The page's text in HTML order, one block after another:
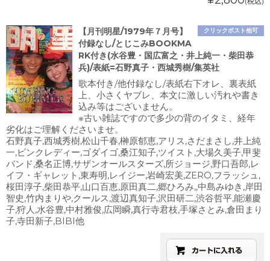
クリックポスト他可
【月刊明星/1979年７月号】
付録なし/とじこみBOOKMA
RK付き(水谷豊・国広富之・井上純一・柴田恭
兵)/表紙=石野真子・西城秀樹/集英社
歌本付き/他付録なし/表紙右下オレ、裏表紙
上、小さくヤブレ、本文に激しい汚れや書き
込み等はございません。
※古い雑誌ですので多少の背のイタミ、経年
劣化はご理解くださいませ。
石野真子,西城秀樹,松山千春,榊原郁恵,アリス,さだまさし,井上純
一,ピンクレディー,ゴダイゴ,桑江知子,ツイスト,大場久美子,甲斐
バンド,桑名正博,サザンオールスターズ,所ジョージ,野口吾郎,レ
イフ・ギャレット,東寿明,レイジー,岩崎宏美,ZERO,フラッシュ,
桜田淳子,柴田恭平,山口百恵,原田真二,郷ひろみ,,中島みゆき,岸田
智史,竹内まりや,クールス,渡辺真知子,沢田研二,渋谷哲平,能瀬慶
子,狩人,水谷豊,中村雅俊,広岡瞬,真行寺君枝,手塚さとみ,倉田まり
子,寺田新子,BIBI他